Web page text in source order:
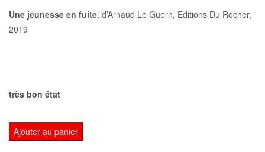
Une jeunesse en fuite, d’Arnaud Le Guern, Editions Du Rocher,
2019
très bon état
quantité
de
Ajouter au panier